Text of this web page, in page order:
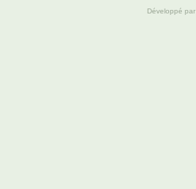
Développé par